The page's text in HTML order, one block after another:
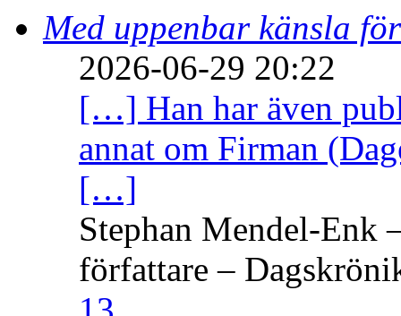
Med uppenbar känsla
2026-06-29 20:22
[…] Han har även
annat om Firman
[…]
Stephan Mendel-Enk
författare –